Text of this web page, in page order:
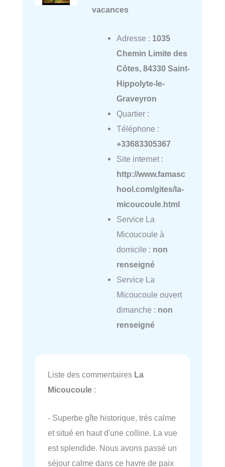
vacances
Adresse : 1035
Chemin Limite des
Côtes, 84330 Saint-
Hippolyte-le-
Graveyron
Quartier :
Téléphone :
+33683305367
Site internet :
http://www.famasc
hool.com/gites/la-
micoucoule.html
Service La
Micoucoule à
domicile : non
renseigné
Service La
Micoucoule ouvert
dimanche : non
renseigné
Liste des commentaires La
Micoucoule :
- Superbe gîte historique, très calme
et situé en haut d'une colline. La vue
est splendide. Nous avons passé un
séjour calme dans ce havre de paix